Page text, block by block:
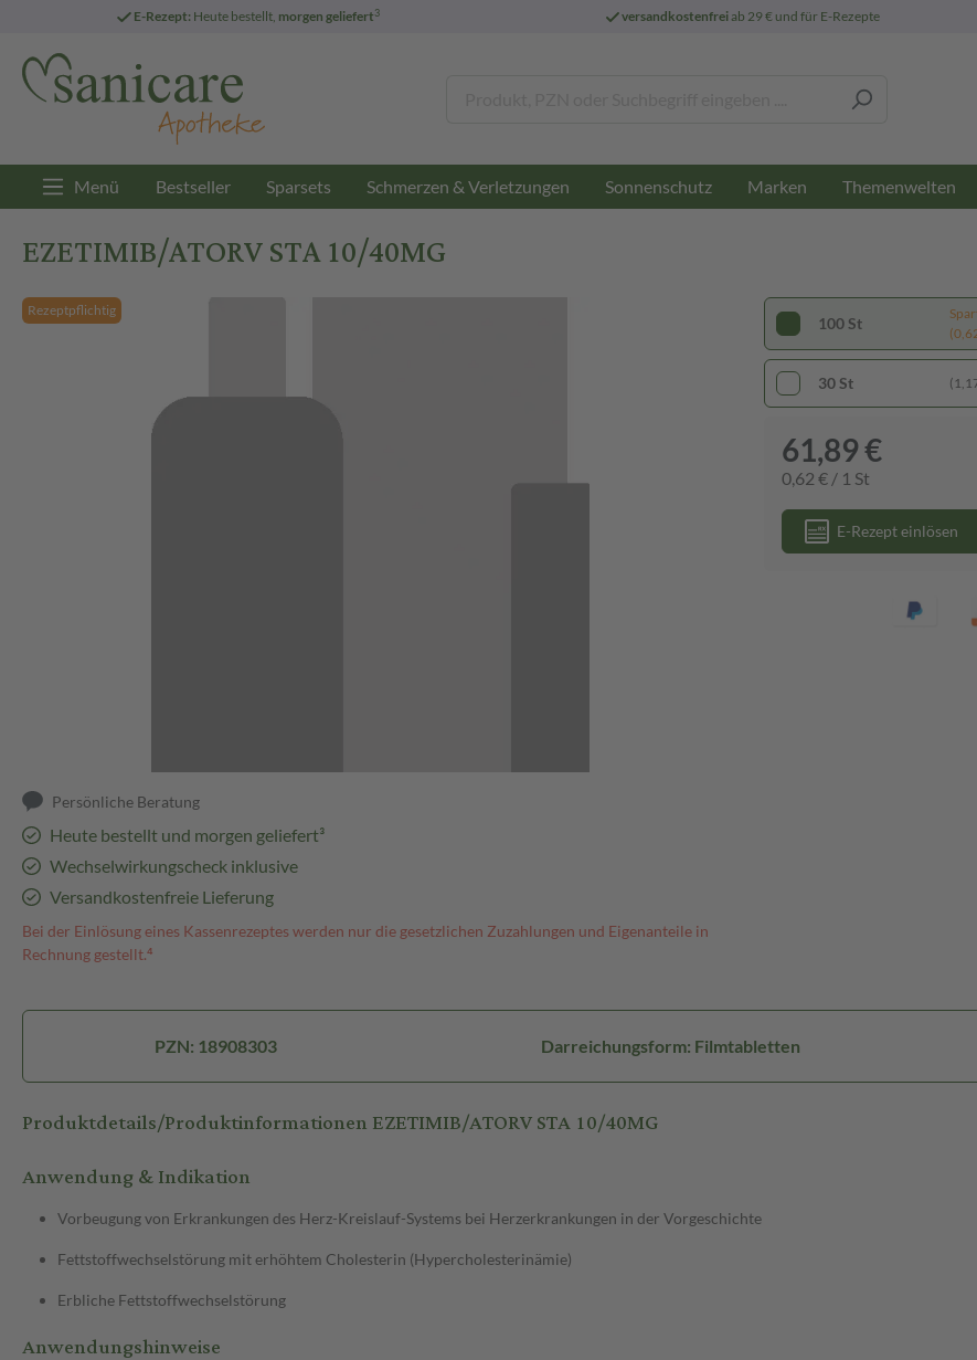
E-Rezept: Heute bestellt, morgen geliefert3 versandkostenfreiab 29 € und für E-Rezepte
Menü Bestseller Sparsets Schmerzen & Verletzungen Sonnenschutz Marken Themenwelten
EZETIMIB/ATORV STA 10/40MG
Rezeptpflichtig
Persönliche Beratung
Heute bestellt und morgen geliefert³
Wechselwirkungscheck inklusive
Versandkostenfreie Lieferung
Bei der Einlösung eines Kassenrezeptes werden nur die gesetzlichen Zuzahlungen und Eigenanteile in
Rechnung gestellt.⁴
100 St
30 St
61,89 €
0,62 € / 1 St
E-Rezept einlösen
PZN: 18908303 Darreichungsform: Filmtabletten
Produktdetails/Produktinformationen EZETIMIB/ATORV STA 10/40MG
Anwendung & Indikation
Vorbeugung von Erkrankungen des Herz-Kreislauf-Systems bei Herzerkrankungen in der Vorgeschichte
Fettstoffwechselstörung mit erhöhtem Cholesterin (Hypercholesterinämie)
Erbliche Fettstoffwechselstörung
Anwendungshinweise